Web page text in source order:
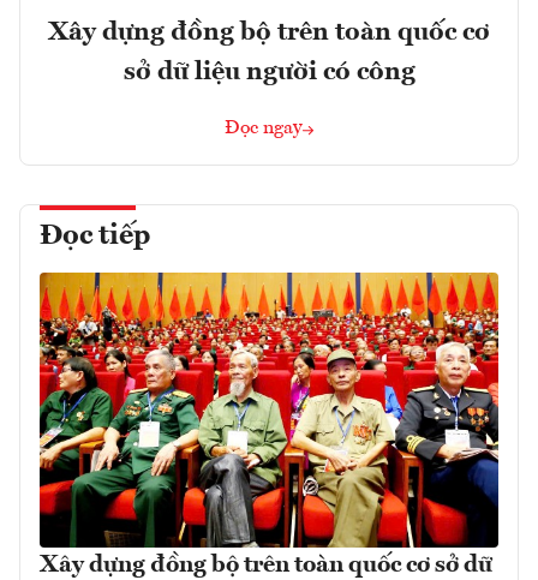
Xây dựng đồng bộ trên toàn quốc cơ
sở dữ liệu người có công
Đọc ngay
Đọc tiếp
Xây dựng đồng bộ trên toàn quốc cơ sở dữ